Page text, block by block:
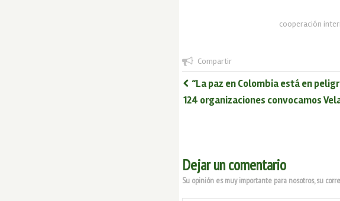
cooperación
Compartir
“La paz en Colombia está en
124 organizaciones convocamos
Dejar un comentario
Su opinión es muy importante para nosotros, su